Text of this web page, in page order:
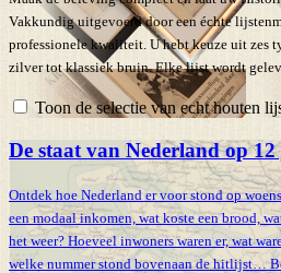
Vakkundig uitgevoerd door een échte
professionele kwaliteit. U hebt keuze uit zes
zilver tot klassiek bruin. Elke lijst wordt
Toon de selectie van echt houten
De staat van Nederland op
Ontdek hoe Nederland er voor stond op
een modaal inkomen, wat koste een brood,
het weer? Hoeveel inwoners waren er, wat
welke nummer stond bovenaan de hitlijst…